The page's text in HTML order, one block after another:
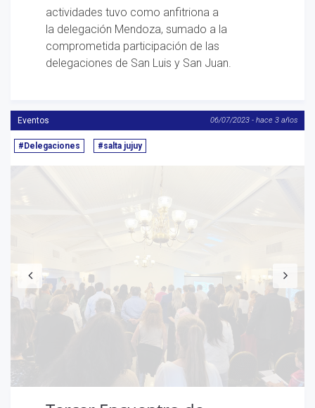
actividades tuvo como anfitriona a
la delegación Mendoza, sumado a la
comprometida participación de las
delegaciones de San Luis y San Juan.
Eventos 06/07/2023 - hace 3 años
#Delegaciones #salta jujuy